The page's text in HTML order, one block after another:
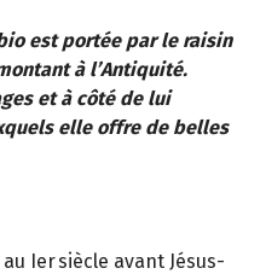
est portée par le raisin
à l’Antiquité.
et à côté de lui
elle offre de belles
Ier siècle avant Jésus-